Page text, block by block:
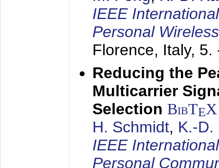
IEEE
Personal
Florence, Italy, 5.
Reducing the
Multicarrier
Selection BibTEX
H. Schmidt, K.-D.
IEEE
Personal